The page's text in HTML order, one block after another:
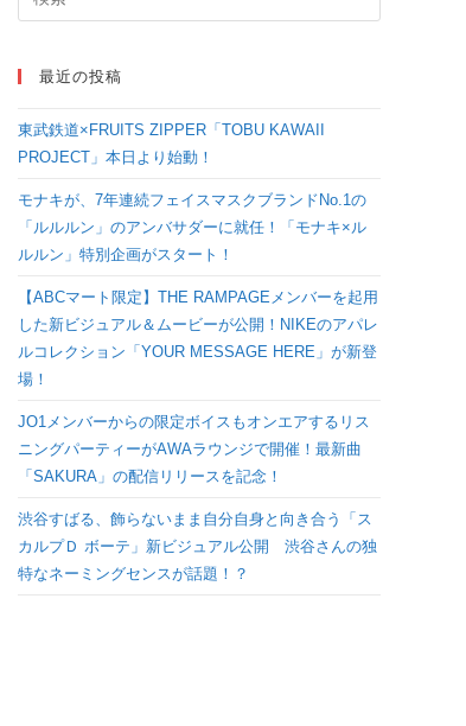
検
を
グ
ル
最近の投稿
東武鉄道×FRUITS ZIPPER「TOBU KAWAII
PROJECT」本日より始動！
モナキが、7年連続フェイスマスクブランドNo.1の
「ルルルン」のアンバサダーに就任！「モナキ×ル
ルルン」特別企画がスタート！
【ABCマート限定】THE RAMPAGEメンバーを起用
した新ビジュアル＆ムービーが公開！NIKEのアパレ
ルコレクション「YOUR MESSAGE HERE」が新登
場！
JO1メンバーからの限定ボイスもオンエアするリス
ニングパーティーがAWAラウンジで開催！最新曲
「SAKURA」の配信リリースを記念！
渋谷すばる、飾らないまま自分自身と向き合う「ス
カルプＤ ボーテ」新ビジュアル公開 渋谷さんの独
特なネーミングセンスが話題！？